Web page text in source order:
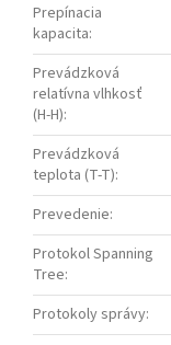
Prepínacia
kapacita:
Prevádzková
relatívna vlhkosť
(H-H):
Prevádzková
teplota (T-T):
Prevedenie:
Protokol Spanning
Tree:
Protokoly správy: